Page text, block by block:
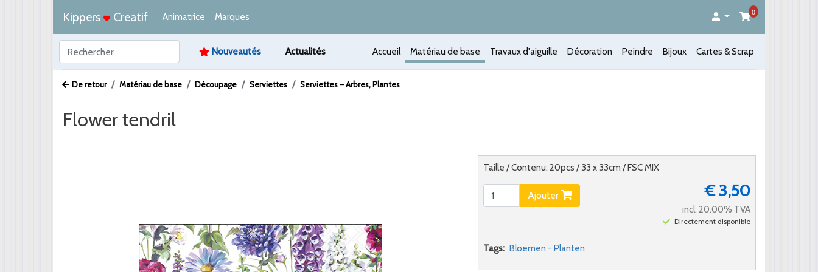
Kippers Creatif Animatrice Marques 0
Nouveautés Actualités Accueil Matériau de base Travaux d'aiguille Décoration Peindre Bijoux Cartes & Scrap
De retour Matériau de base Découpage Serviettes Serviettes – Arbres, Plantes
Flower tendril
Taille / Contenu: 20pcs / 33 x 33cm / FSC MIX
Ajouter € 3,50
incl. 20.00% TVA
Directement disponible
Tags: Bloemen - Planten